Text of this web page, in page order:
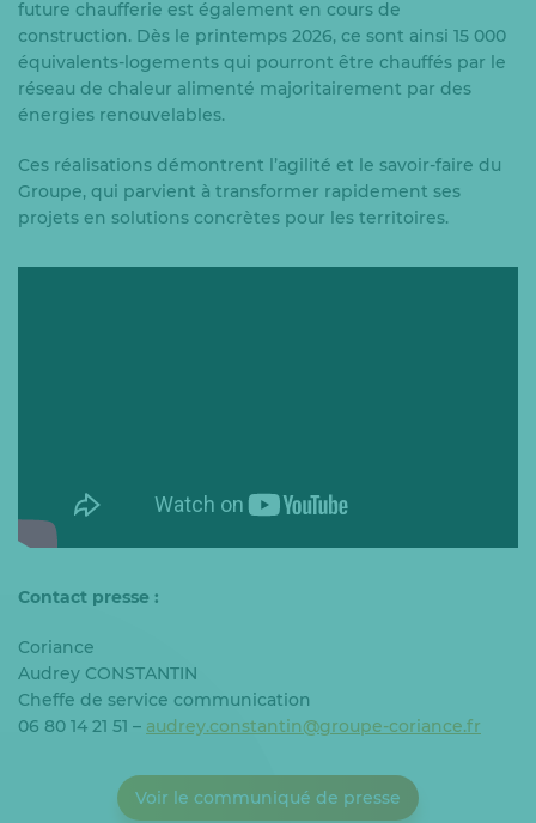
future chaufferie est également en cours de
construction. Dès le printemps 2026, ce sont ainsi 15 000
équivalents-logements qui pourront être chauffés par le
réseau de chaleur alimenté majoritairement par des
énergies renouvelables.
Ces réalisations démontrent l’agilité et le savoir-faire du
Groupe, qui parvient à transformer rapidement ses
projets en solutions concrètes pour les territoires.
Contact presse :
Coriance
Audrey CONSTANTIN
Cheffe de service communication
06 80 14 21 51 – audrey.constantin@groupe-coriance.fr
Voir le communiqué de presse